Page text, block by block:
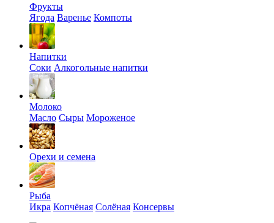
Фрукты
Ягода Варенье Компоты
Напитки
Соки Алкогольные напитки
Молоко
Масло Сыры Мороженое
Орехи и семена
Рыба
Икра Копчёная Солёная Консервы